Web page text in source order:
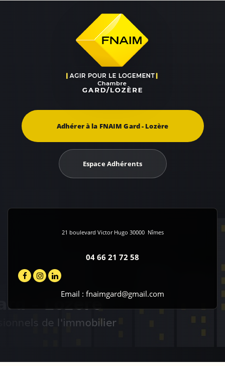
Adhérer à la FNAIM Gard - Lozère
Espace Adhérents
21 boulevard Victor Hugo 30000 Nîmes
04 66 21 72 58
Email : fnaimgard@gmail.com